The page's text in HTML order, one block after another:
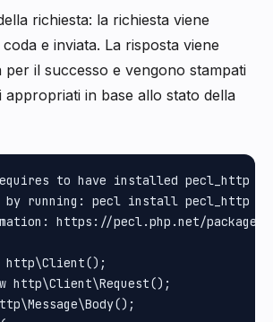
richiesta: la richiesta viene
coda e inviata. La risposta viene
per il successo e vengono stampati
appropriati in base allo stato della
to have installed pecl_http
running: pecl install pecl_http
https://pecl.php.net/package/
http\Client();
http\Client\Request();